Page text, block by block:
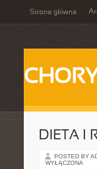
Strona główna
DIETA I
POSTED BY
WYŁĄCZONA